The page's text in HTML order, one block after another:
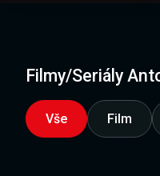
Filmy/Seriály
Vše Film